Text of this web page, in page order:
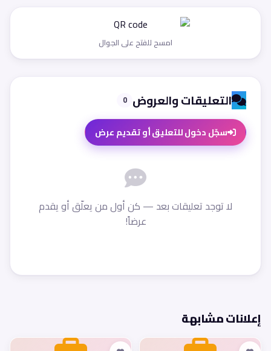
امسح للفتح على الجوال
التعليقات والعروض 0
سجّل دخول للتعليق أو تقديم عرض
لا توجد تعليقات بعد — كن أول من يعلّق أو يقدم
عرضاً!
إعلانات مشابهة